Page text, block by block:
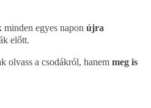
egyes napon újra
előtt.
olvass a csodákról, hanem meg is